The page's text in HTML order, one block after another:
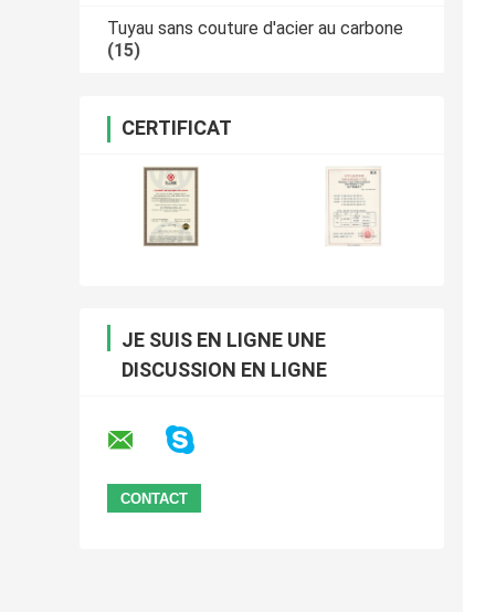
Tuyau sans couture d'acier au carbone
(15)
CERTIFICAT
JE SUIS EN LIGNE UNE
DISCUSSION EN LIGNE